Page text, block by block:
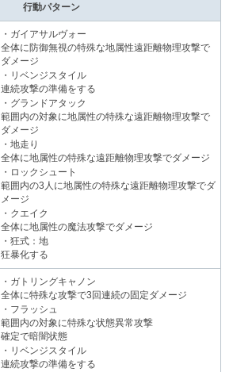
行動パターン
・ガイアサルヴォー
全体に防御無視の特殊な地属性遠距離物理攻撃で
ダメージ
・リベンジスタイル
連続攻撃の準備をする
・グランドアタック
範囲内の対象に地属性の特殊な遠距離物理攻撃で
ダメージ
・地走り
全体に地属性の特殊な遠距離物理攻撃でダメージ
・ロックシュート
範囲内の3人に地属性の特殊な遠距離物理攻撃でダ
メージ
・クエイク
全体に地属性の魔法攻撃でダメージ
・狂式：地
狂暴化する
・ガトリングキャノン
全体に特殊な攻撃で3回連続の固定ダメージ
・フラッシュ
範囲内の対象に特殊な状態異常攻撃
確定で暗闇状態
・リベンジスタイル
連続攻撃の準備をする